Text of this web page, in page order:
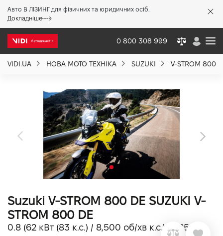
Авто В ЛІЗИНГ для фізичних та юридичних осіб.
Докладніше
0 800 308 999
VIDI.UA НОВА МОТО ТЕХНІКА SUZUKI V-STROM 800
Suzuki V-STROM 800 DE SUZUKI V-
STROM 800 DE
0.8 (62 кВт (83 к.с.) / 8,500 об/хв к.с.) 2025
Акції %
Новини
Політика якості
Вакансії
VIDI Кар'єра